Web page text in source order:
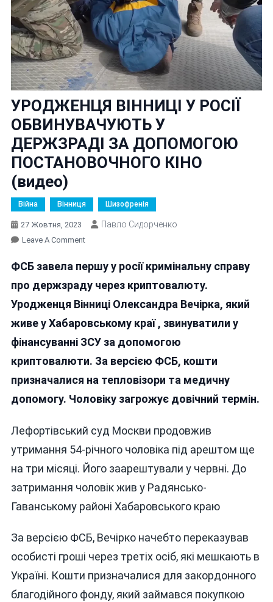
УРОДЖЕНЦЯ ВІННИЦІ У РОСІЇ
ОБВИНУВАЧУЮТЬ У
ДЕРЖЗРАДІ ЗА ДОПОМОГОЮ
ПОСТАНОВОЧНОГО КІНО
(видео)
Війна Вінниця Шизофренія
27 Жовтня, 2023 Павло Сидорченко
Leave A CommentOn
ВІННИЦІ
У
ОБВИНУВАЧУЮТЬ
У
ДЕРЖЗРАДІ
ДОПОМОГОЮ
ПОСТАНОВОЧНОГО
(видео)
ФСБ завела першу у росії кримінальну справу
про держзраду через криптовалюту.
Уродженця Вінниці Олександра Вечірка, який
живе у Хабаровському краї , звинуватили у
фінансуванні ЗСУ за допомогою
криптовалюти. За версією ФСБ, кошти
призначалися на тепловізори та медичну
допомогу. Чоловіку загрожує довічний термін.
Лефортівський суд Москви продовжив
утримання 54-річного чоловіка під арештом ще
на три місяці. Його заарештували у червні. До
затримання чоловік жив у Радянсько-
Гаванському районі Хабаровського краю
За версією ФСБ, Вечірко начебто переказував
особисті гроші через третіх осіб, які мешкають в
Україні. Кошти призначалися для закордонного
благодійного фонду, який займався покупкою